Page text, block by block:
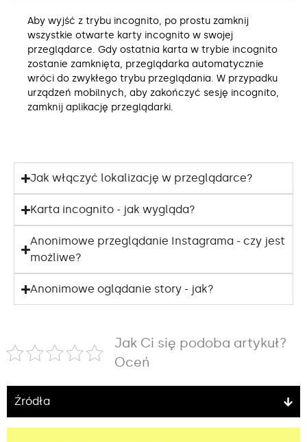
Aby wyjść z trybu incognito, po prostu zamknij
wszystkie otwarte karty incognito w swojej
przeglądarce. Gdy ostatnia karta w trybie incognito
zostanie zamknięta, przeglądarka automatycznie
wróci do zwykłego trybu przeglądania. W przypadku
urządzeń mobilnych, aby zakończyć sesję incognito,
zamknij aplikację przeglądarki.
Jak włączyć lokalizację w przeglądarce?
Karta incognito - jak wygląda?
Anonimowe przeglądanie Instagrama - czy jest
możliwe?
Anonimowe oglądanie story - jak?
Jak Ci się podoba artykuł?
Oceń
Źródła